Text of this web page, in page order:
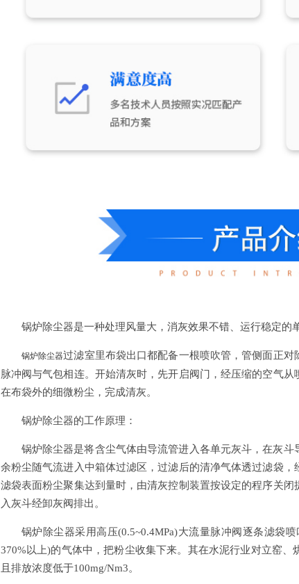
锅炉除尘器是一种处理风量大，消灰效果不错、运行稳定的
锅炉除尘器过滤室里布袋出口都配备一根喷吹管，管侧面正
脉冲阀与气包相连。开始清灰时，先开启阀门，经压缩的空气
在布袋外的细微粉尘，完成清灰。
锅炉除尘器的工作原理：
锅炉除尘器是将含尘气体由导流管进入各单元灰斗，在灰
余粉尘随气流进入中箱体过滤区，过滤后的清净气体透过滤袋
滤袋表面粉尘聚集达到量时，由清灰控制装置按设定的程序关
入灰斗经卸灰阀排出。
锅炉除尘器采用高压(0.5~0.4MPa)大流量脉冲阀逐条滤袋
370%以上)的气体中，把粉尘收集下来。其在水泥行业对立窑、
且排放浓度低于100mg/Nm3。